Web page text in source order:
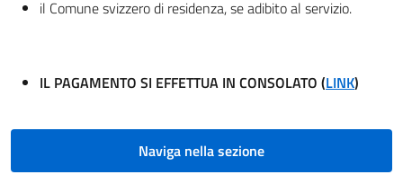
il Comune svizzero di residenza, se adibito al servizio.
IL PAGAMENTO SI EFFETTUA IN CONSOLATO (LINK)
Naviga nella sezione